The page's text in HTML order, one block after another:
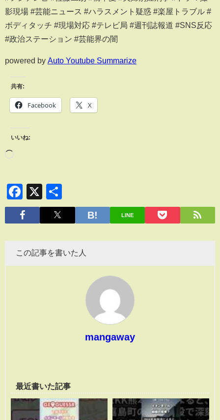
影現場 #芸能ニュース #ハラスメント疑惑 #楽屋トラブル #
ボディタッチ #現場対応 #テレビ局 #週刊誌報道 #SNS反応
#政治ステーション #芸能界の闇
powered by Auto Youtube Summarize
共有:
Facebook X
いいね:
Facebook
X
有
LINE
この記事を書いた人
mangaway
最近書いた記事